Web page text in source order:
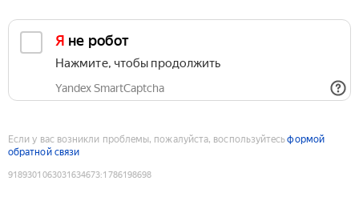
Я не робот
Нажмите, чтобы продолжить
Yandex SmartCaptcha
Если у вас возникли проблемы, пожалуйста, воспользуйтесьформой
обратной связи
9189301063031634673:1786198698